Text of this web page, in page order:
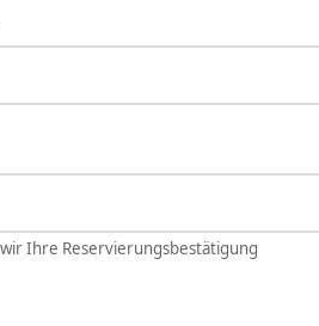
Ihre Reservierungsbestätigung